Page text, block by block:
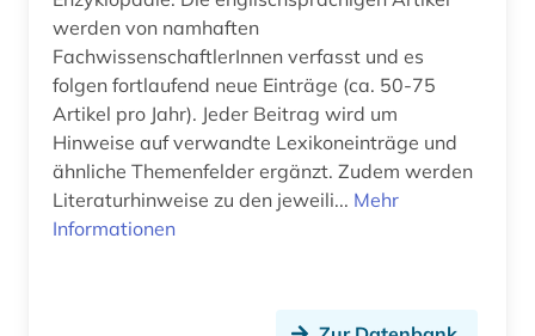
werden von namhaften
FachwissenschaftlerInnen verfasst und es
folgen fortlaufend neue Einträge (ca. 50-75
Artikel pro Jahr). Jeder Beitrag wird um
Hinweise auf verwandte Lexikoneinträge und
ähnliche Themenfelder ergänzt. Zudem werden
Literaturhinweise zu den jeweili... Mehr
Informationen